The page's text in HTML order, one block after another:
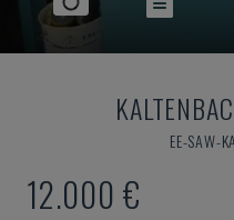
EE-SAW-
12.000 €